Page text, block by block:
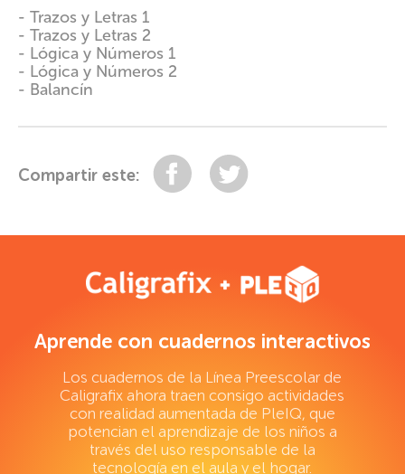
- Trazos y Letras 1
- Trazos y Letras 2
- Lógica y Números 1
- Lógica y Números 2
- Balancín
Compartir este:
Compartir
Aprende con cuadernos interactivos
Los cuadernos de la Línea Preescolar de
Caligrafix ahora traen consigo actividades
con realidad aumentada de PleIQ, que
potencian el aprendizaje de los niños a
través del uso responsable de la
tecnología en el aula y el hogar.